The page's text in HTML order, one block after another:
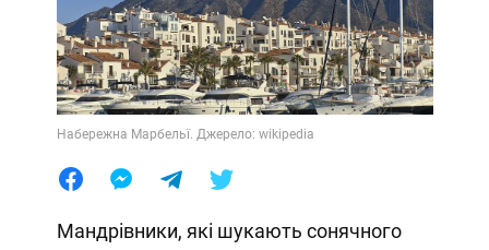
Набережна Марбельї. Джерело: wikipedia
Мандрівники, які шукають сонячного